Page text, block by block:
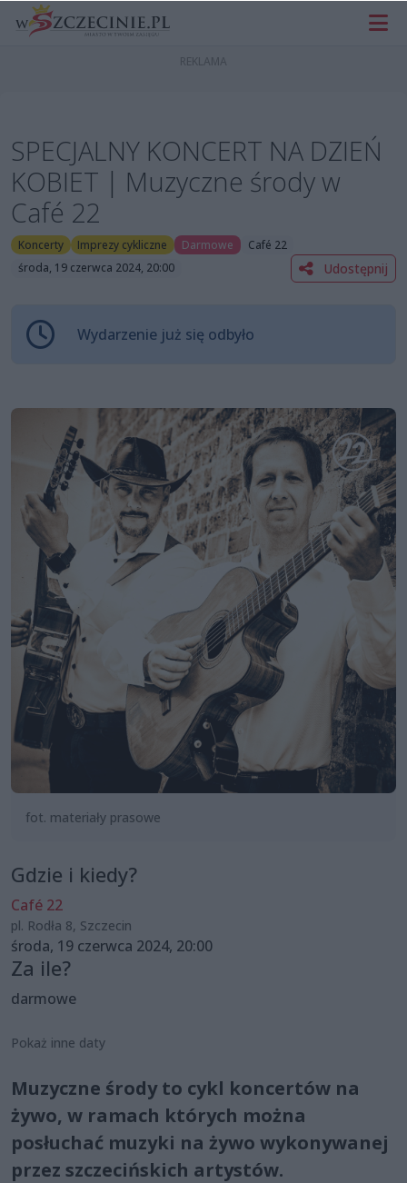
SPECJALNY KONCERT NA DZIEŃ
KOBIET | Muzyczne środy w
Café 22
Koncerty Imprezy cykliczne Darmowe
Café 22
środa, 19 czerwca 2024, 20:00
Udostępnij
Wydarzenie już się odbyło
fot. materiały prasowe
Gdzie i kiedy?
Café 22
pl. Rodła 8, Szczecin
środa, 19 czerwca 2024, 20:00
Za ile?
darmowe
Pokaż inne daty
Muzyczne środy to cykl koncertów na
żywo, w ramach których można
posłuchać muzyki na żywo wykonywanej
przez szczecińskich artystów.